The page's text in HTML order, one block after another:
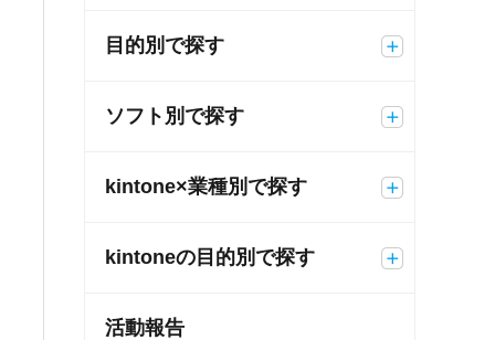
目的別で探す
ソフト別で探す
kintone×業種別で探す
kintoneの目的別で探す
活動報告